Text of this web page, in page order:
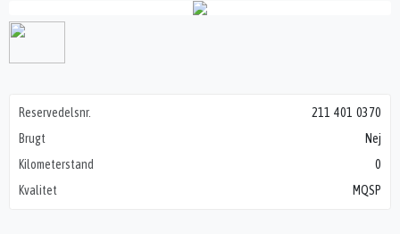
Reservedelsnr.
211 401 0370
Brugt
Nej
Kilometerstand
0
Kvalitet
MQSP